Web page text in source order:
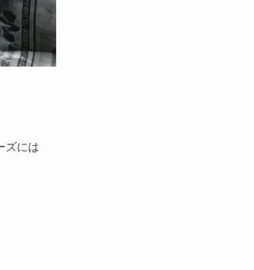
ズには